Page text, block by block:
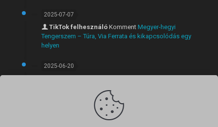
2025-07-07
TikTok felhesználó Komment Megyer-hegyi
Tengerszem – Túra, Via Ferrata és kikapcsolódás egy
helyen
2025-06-20